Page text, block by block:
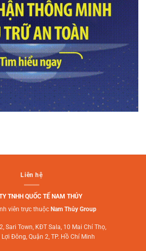
Liên hệ
TNHH QUỐC TẾ NAM THỦY
viên trực thuộc Nam Thủy Group
Sari Town, KĐT Sala, 10 Mai Chí Thọ,
Đông, Quận 2, TP. Hồ Chí Minh